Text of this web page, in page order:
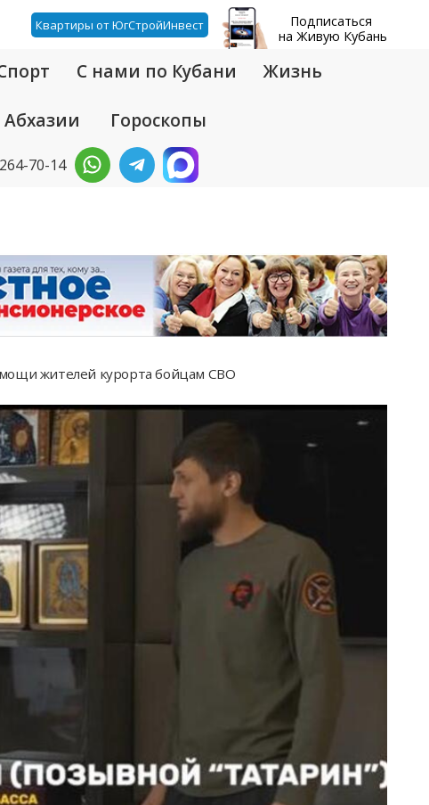
Квартиры от ЮгСтройИнвест
Подписаться
на Живую Кубань
С нами по Кубани Жизнь
Гороскопы
70-14
жителей курорта бойцам СВО